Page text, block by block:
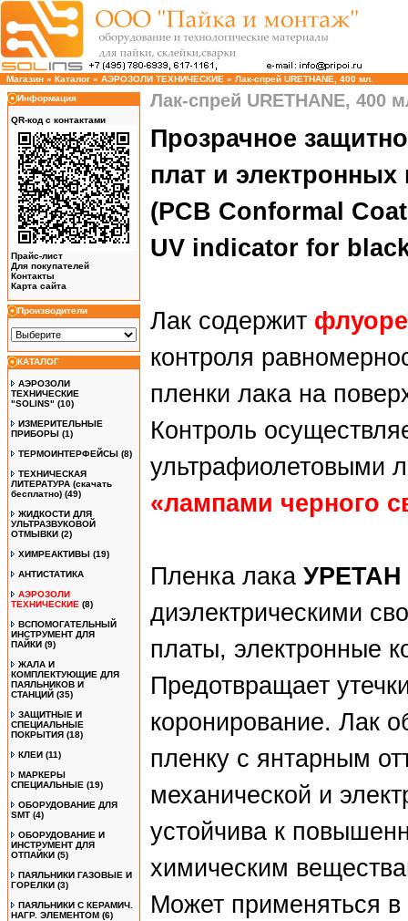
Магазин » Каталог » АЭРОЗОЛИ ТЕХНИЧЕСКИЕ » Лак-спрей URETHANE, 400 мл.
Информация
QR-код с контактами
Прайс-лист
Для покупателей
Контакты
Карта сайта
Производители
КАТАЛОГ
АЭРОЗОЛИ
ТЕХНИЧЕСКИЕ
"SOLINS" (10)
ИЗМЕРИТЕЛЬНЫЕ
ПРИБОРЫ (1)
ТЕРМОИНТЕРФЕЙСЫ (8)
ТЕХНИЧЕСКАЯ
ЛИТЕРАТУРА (скачать
бесплатно) (49)
ЖИДКОСТИ ДЛЯ
УЛЬТРАЗВУКОВОЙ
ОТМЫВКИ (2)
ХИМРЕАКТИВЫ (19)
АНТИСТАТИКА
АЭРОЗОЛИ
ТЕХНИЧЕСКИЕ (8)
ВСПОМОГАТЕЛЬНЫЙ
ИНСТРУМЕНТ ДЛЯ
ПАЙКИ (9)
ЖАЛА И
КОМПЛЕКТУЮЩИЕ ДЛЯ
ПАЯЛЬНИКОВ И
СТАНЦИЙ (35)
ЗАЩИТНЫЕ И
СПЕЦИАЛЬНЫЕ
ПОКРЫТИЯ (18)
КЛЕИ (11)
МАРКЕРЫ
СПЕЦИАЛЬНЫЕ (19)
ОБОРУДОВАНИЕ ДЛЯ
SMT (4)
ОБОРУДОВАНИЕ И
ИНСТРУМЕНТ ДЛЯ
ОТПАЙКИ (5)
ПАЯЛЬНИКИ ГАЗОВЫЕ И
ГОРЕЛКИ (3)
ПАЯЛЬНИКИ С КЕРАМИЧ.
НАГР. ЭЛЕМЕНТОМ (6)
Лак-спрей URETHANE, 400
Прозрачное
плат и электронных
(PCB Conformal
UV indicator for
Лак содержит
контроля
пленки лака на
Контроль
ультрафиолетовыми
«лампами черного
Пленка лака УРЕТАН
диэлектрическими
платы, электронные
Предотвращает
коронирование. Лак
пленку с янтарным
механической и
устойчива к
химическим
Может применяться в